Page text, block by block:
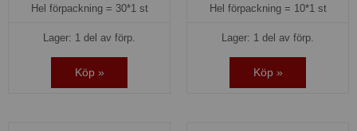
Hel förpackning = 30*1 st
Lager: 1 del av förp.
Köp »
Hel förpackning = 10*1 st
Lager: 1 del av förp.
Köp »